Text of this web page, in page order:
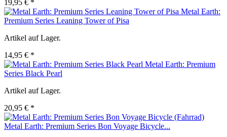
19,95 € *
Metal Earth:
Premium Series Leaning Tower of Pisa
Artikel auf Lager.
14,95 € *
Metal Earth: Premium
Series Black Pearl
Artikel auf Lager.
20,95 € *
Metal Earth: Premium Series Bon Voyage Bicycle...